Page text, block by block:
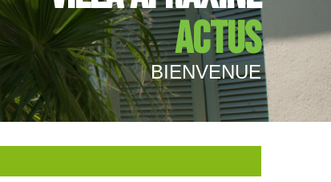
ACTUS
BIENVENUE